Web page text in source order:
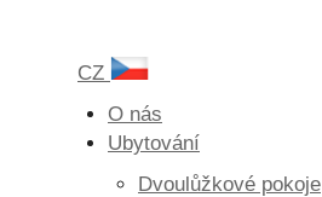
CZ
O nás
Ubytování
Dvoulůžkové pokoje